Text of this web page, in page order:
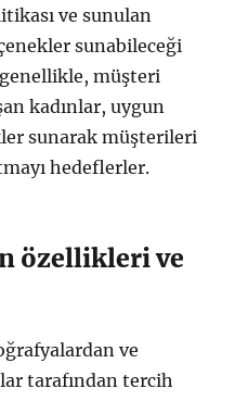
ve sunulan
sunabileceği
müşteri
kadınlar, uygun
sunarak müşterileri
hedeflerler.
özellikleri ve
ve
tarafından tercih